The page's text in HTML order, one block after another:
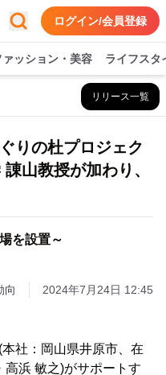
ログイン/会員登録
ァッション・美容 ライフスタ
リリース一覧
りの杜プロジェク
山教授が加わり、
を設置～
向 2024年7月24日 12:45
社：岡山県井原市、在
浜 敏之)がサポートす